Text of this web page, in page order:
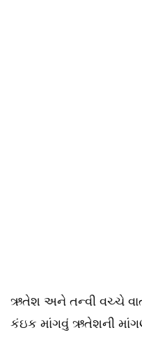
ઋતેશ અને તન્વી વચ્ચે
કંઇક માંગવું ઋતેશની